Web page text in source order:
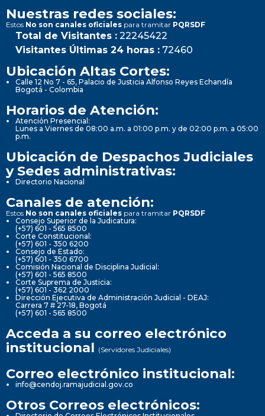
Nuestras redes sociales:
Estos No son canales oficiales para tramitar PQRSDF
Total de Visitantes : 22245422
Visitantes Últimas 24 horas : 72460
Ubicación Altas Cortes:
Calle 12 No 7 - 65, Palacio de Justicia Alfonso Reyes Echandía
Bogotá - Colombia
Horarios de Atención:
Atención Presencial:
Lunes a Viernes de 08:00 a.m. a 01:00 p.m. y de 02:00 p.m. a 05:00
p.m.
Ubicación de Despachos Judiciales
y Sedes administrativas:
Directorio Nacional
Canales de atención:
Estos No son canales oficiales para tramitar PQRSDF
Consejo Superior de la Judicatura:
(+57) 601 - 565 8500
Corte Constitucional:
(+57) 601 - 350 6200
Consejo de Estado:
(+57) 601 - 350 6700
Comisión Nacional de Disciplina Judicial:
(+57) 601 - 565 8500
Corte Suprema de Justicia:
(+57) 601 - 362 2000
Dirección Ejecutiva de Administración Judicial - DEAJ:
Carrera 7 # 27-18, Bogotá
(+57) 601 - 565 8500
Acceda a su correo electrónico
institucional (Servidores Judiciales)
Correo electrónico institucional:
info@cendoj.ramajudicial.gov.co
Otros Correos electrónicos: